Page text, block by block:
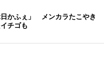
かふぇ」 メンカラたこやき
チゴも